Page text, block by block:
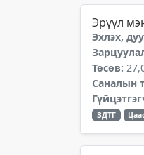
Эрүүл
Эхлэх,
Төсөв:
Саналын
ЗДТГ